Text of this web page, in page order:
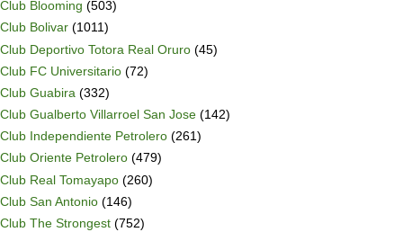
Club Blooming (503)
Club Bolivar (1011)
Club Deportivo Totora Real Oruro (45)
Club FC Universitario (72)
Club Guabira (332)
Club Gualberto Villarroel San Jose (142)
Club Independiente Petrolero (261)
Club Oriente Petrolero (479)
Club Real Tomayapo (260)
Club San Antonio (146)
Club The Strongest (752)